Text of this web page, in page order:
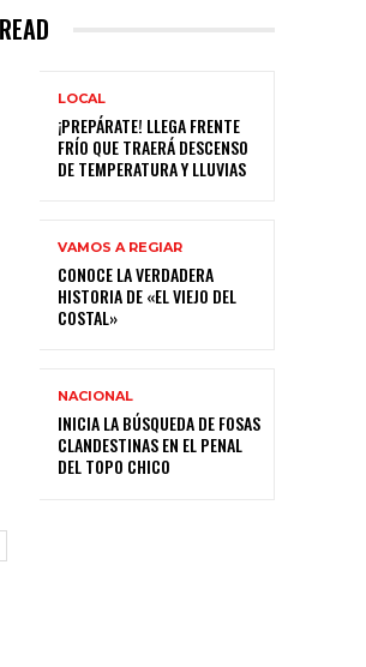
LOCAL
¡PREPÁRATE! LLEGA FRENTE
FRÍO QUE TRAERÁ DESCENSO
DE TEMPERATURA Y LLUVIAS
VAMOS A REGIAR
CONOCE LA VERDADERA
HISTORIA DE «EL VIEJO DEL
COSTAL»
NACIONAL
INICIA LA BÚSQUEDA DE FOSAS
CLANDESTINAS EN EL PENAL
DEL TOPO CHICO